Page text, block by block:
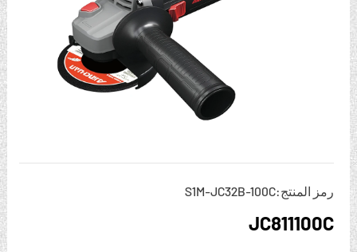
رمز المنتج:S1M-JC32B-100C
JC811100C